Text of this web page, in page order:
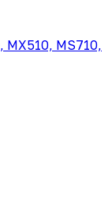
MX510, MS710,